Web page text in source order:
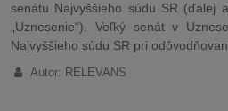
senátu Najvyššieho súdu SR (ďalej
„Uznesenie“). Veľký senát v
Najvyššieho súdu SR pri
Autor: RELEVANS